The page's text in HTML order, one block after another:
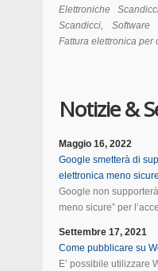
Elettroniche
Scandicci, Software
Fattura elettronica per
Notizie &
Maggio 16, 2022
Google smetterà di
elettronica meno
Google non
meno sicure” per
Settembre 17, 2021
Come pubblicare su
E’ possibile utilizzare